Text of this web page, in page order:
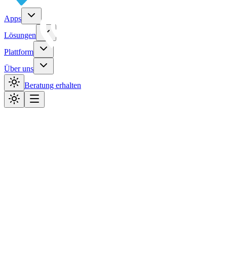
Apps
Lösungen
Plattform
Über uns
Beratung erhalten